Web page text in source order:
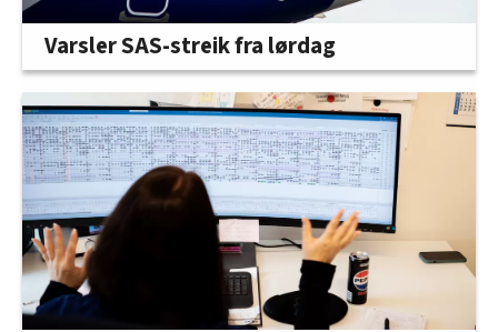
Varsler SAS-streik fra lørdag